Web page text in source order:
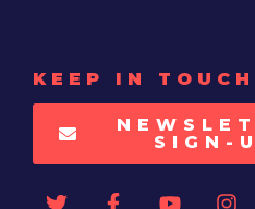
KEEP IN TOUCH
SIGN-